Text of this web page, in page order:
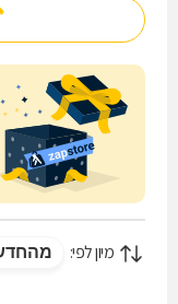
שירותי נוטריון
על ייפויי כוח לרבות
פתרונות יעילים
הייעוץ הראשוני
וניסיון רב. אנו
משירות מקצועי איכותי
מיון לפי: